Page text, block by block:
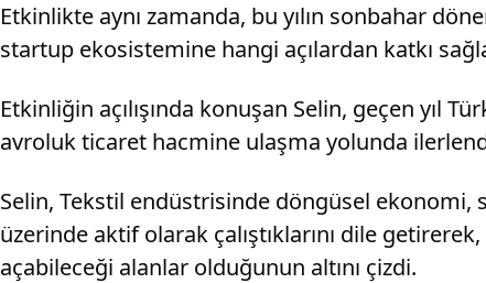
Etkinlikte aynı zamanda, bu yılın sonbahar
startup ekosistemine hangi açılardan katkı
Etkinliğin açılışında konuşan Selin, geçen yıl
avroluk ticaret hacmine ulaşma yolunda
Selin, Tekstil endüstrisinde döngüsel
üzerinde aktif olarak çalıştıklarını dile
açabileceği alanlar olduğunun altını çizdi.